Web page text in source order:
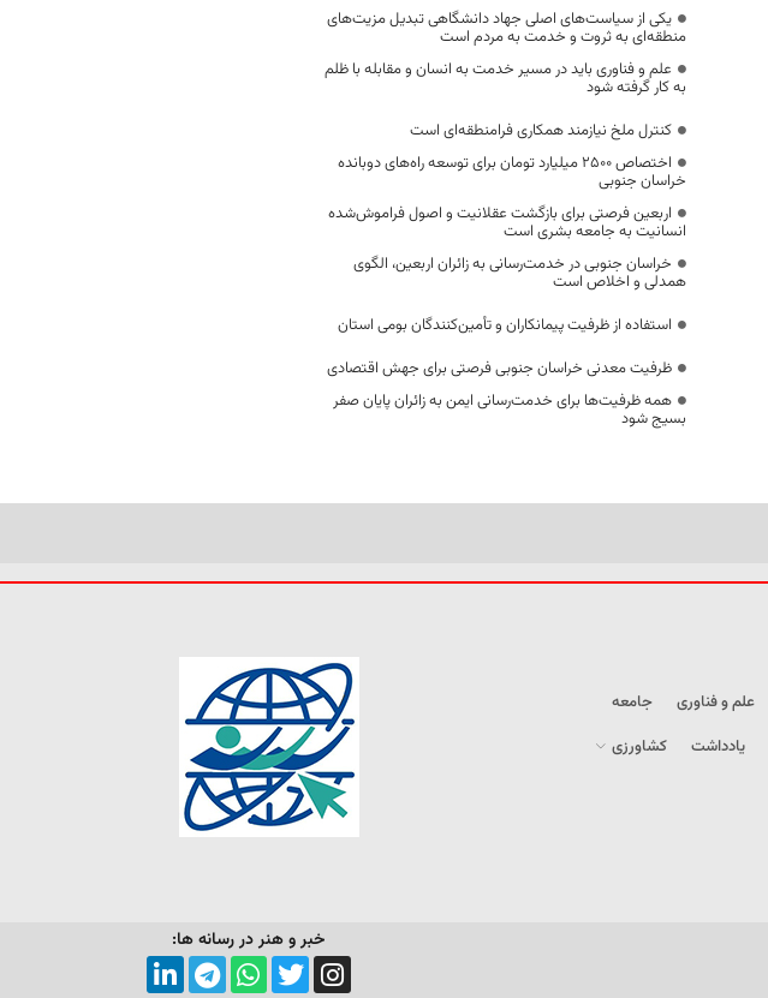
یکی از سیاست‌های اصلی جهاد دانشگاهی تبدیل مزیت‌های
منطقه‌ای به ثروت و خدمت به مردم است
علم و فناوری باید در مسیر خدمت به انسان و مقابله با ظلم
به کار گرفته شود
کنترل ملخ نیازمند همکاری فرامنطقه‌ای است
اختصاص 2500 میلیارد تومان برای توسعه راه‌های دوبانده
خراسان جنوبی
اربعین فرصتی برای بازگشت عقلانیت و اصول فراموش‌شده
انسانیت به جامعه بشری است
خراسان جنوبی در خدمت‌رسانی به زائران اربعین، الگوی
همدلی و اخلاص است
استفاده از ظرفیت پیمانکاران و تأمین‌کنندگان بومی استان
ظرفیت معدنی خراسان جنوبی فرصتی برای جهش اقتصادی
همه ظرفیت‌ها برای خدمت‌رسانی ایمن به زائران پایان صفر
بسیج شود
علم و فناوری
جامعه
یادداشت
کشاورزی
خبر و هنر در رسانه ها: